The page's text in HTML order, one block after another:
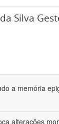
Silva
a memória
alterações